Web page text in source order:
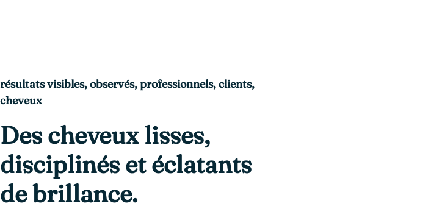
résultats visibles, observés, professionnels, clients,
cheveux
Des cheveux lisses,
disciplinés et éclatants
de brillance.